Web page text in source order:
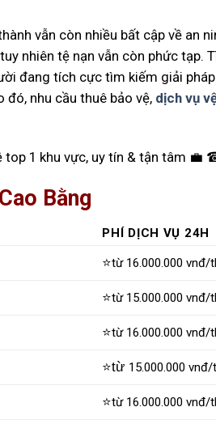
vẫn còn nhiều bất cập về an
nhiên tệ nạn vẫn còn phức tạp.
đang tích cực tìm kiếm giải
đó, nhu cầu thuê bảo vệ, dịch vụ
top 1 khu vực, uy tín & tận tâm 💼
Bằng
PHÍ DỊCH VỤ 24H
⭐từ 16.000.000 vnđ/
⭐từ 15.000.000 vnđ/
⭐từ 16.000.000 vnđ/
⭐từ 15.000.000 vnđ/
⭐từ 16.000.000 vnđ/